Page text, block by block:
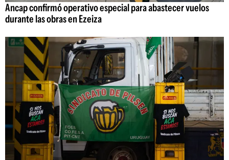
Ancap confirmó operativo especial para abastecer vuelos
durante las obras en Ezeiza